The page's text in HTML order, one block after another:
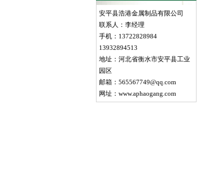
安平县浩港金属制品有限公司
联系人：李经理
手机：13722828984
13932894513
地址：河北省衡水市安平县工业
园区
邮箱：565567749@qq.com
网址：www.aphaogang.com